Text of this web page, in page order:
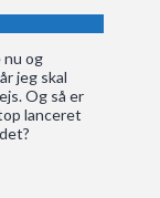
nu og
jeg skal
Og så er
lanceret